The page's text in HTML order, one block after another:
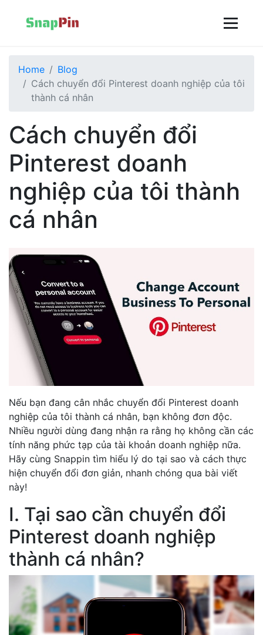
Home
Blog
Cách chuyển đổi Pinterest doanh nghiệp của tôi
thành cá nhân
Cách chuyển đổi
Pinterest doanh
nghiệp của tôi thành
cá nhân
Nếu bạn đang cân nhắc chuyển đổi Pinterest doanh
nghiệp của tôi thành cá nhân, bạn không đơn độc.
Nhiều người dùng đang nhận ra rằng họ không cần các
tính năng phức tạp của tài khoản doanh nghiệp nữa.
Hãy cùng Snappin tìm hiểu lý do tại sao và cách thực
hiện chuyển đổi đơn giản, nhanh chóng qua bài viết
này!
I. Tại sao cần chuyển đổi
Pinterest doanh nghiệp
thành cá nhân?